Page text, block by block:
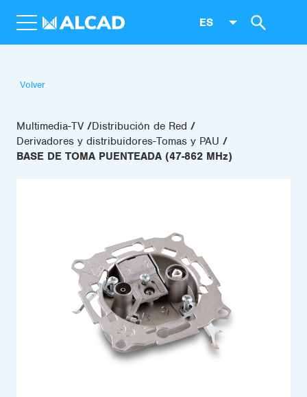
ES
Volver
Multimedia-TV
Distribución de Red
Derivadores y distribuidores-Tomas y PAU
BASE DE TOMA PUENTEADA (47-862 MHz)